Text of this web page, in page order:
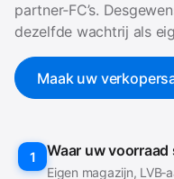
partner‑FC’s.
dezelfde wachtrij als
Maak uw
1 Waar uw voorraad
Eigen magazijn,